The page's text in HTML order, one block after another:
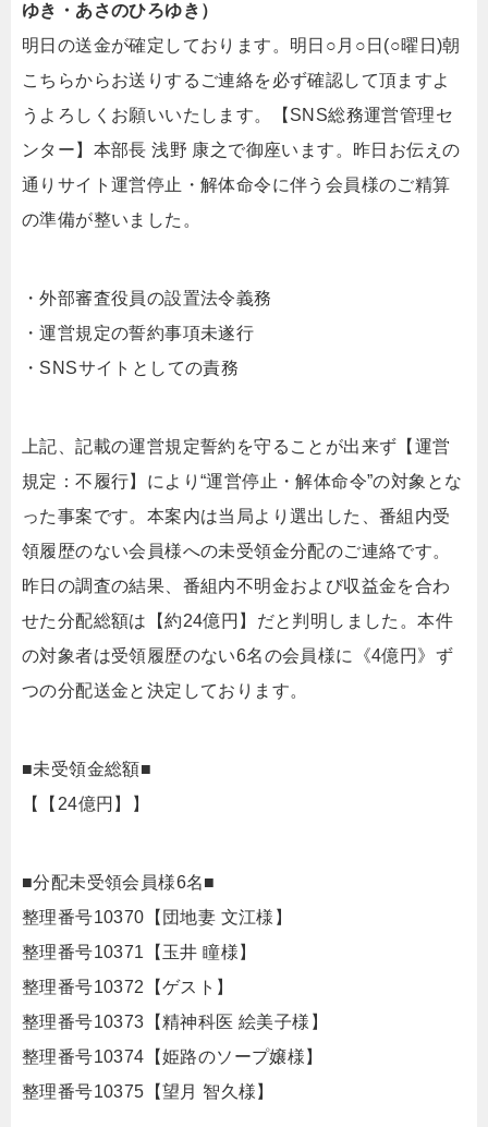
ゆき・あさのひろゆき）
明日の送金が確定しております。明日○月○日(○曜日)朝
こちらからお送りするご連絡を必ず確認して頂ますよ
うよろしくお願いいたします。【SNS総務運営管理セ
ンター】本部長 浅野 康之で御座います。昨日お伝えの
通りサイト運営停止・解体命令に伴う会員様のご精算
の準備が整いました。
・外部審査役員の設置法令義務
・運営規定の誓約事項未遂行
・SNSサイトとしての責務
上記、記載の運営規定誓約を守ることが出来ず【運営
規定：不履行】により“運営停止・解体命令”の対象とな
った事案です。本案内は当局より選出した、番組内受
領履歴のない会員様への未受領金分配のご連絡です。
昨日の調査の結果、番組内不明金および収益金を合わ
せた分配総額は【約24億円】だと判明しました。本件
の対象者は受領履歴のない6名の会員様に《4億円》ず
つの分配送金と決定しております。
■未受領金総額■
【【24億円】】
■分配未受領会員様6名■
整理番号10370【団地妻 文江様】
整理番号10371【玉井 瞳様】
整理番号10372【ゲスト】
整理番号10373【精神科医 絵美子様】
整理番号10374【姫路のソープ嬢様】
整理番号10375【望月 智久様】